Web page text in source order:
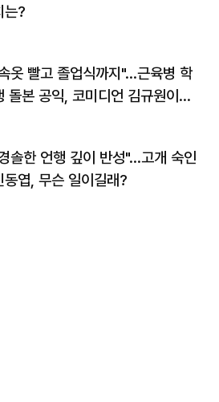
는?
옷 빨고 졸업식까지"…근육병 학
돌본 공익, 코미디언 김규원이었
솔한 언행 깊이 반성"…고개 숙인
동엽, 무슨 일이길래?